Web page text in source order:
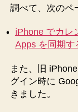
調べて、次のペ
iPhone でカレ
Apps を同期す
また、旧
グイン時に
きました。